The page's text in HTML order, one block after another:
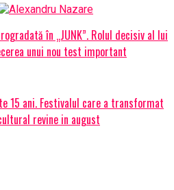
în „JUNK”. Rolul decisiv al lui
unui nou test important
15 ani. Festivalul care a transformat
revine in august